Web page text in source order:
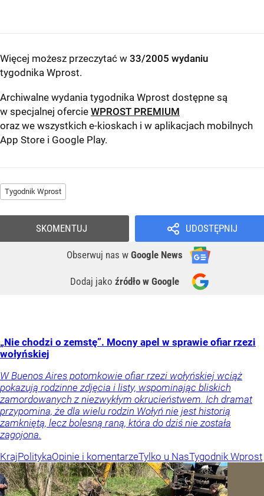
Więcej możesz przeczytać w 33/2005 wydaniu
tygodnika Wprost.
Archiwalne wydania tygodnika Wprost dostępne są
w specjalnej ofercie WPROST PREMIUM
oraz we wszystkich e-kioskach i w aplikacjach mobilnych
App Store i Google Play.
Tygodnik Wprost
UDOSTĘPNIJ
Obserwuj nas w Google News
Dodaj jako źródło w Google
SKOMENTUJ
„Nie chodzi o zemstę”. Mocny apel w sprawie ofiar rzezi
wołyńskiej
W Buenos Aires potomkowie ofiar rzezi wołyńskiej wciąż
pokazują rodzinne zdjęcia i listy, wspominając bliskich
zamordowanych z niezwykłym okrucieństwem. Ich dramat
przypomina, że dla wielu rodzin Wołyń nie jest historią
zamkniętą, lecz bolesną raną, która do dziś nie została
zagojona.
KrajPolitykaOpinie i komentarzeTylko u NasTygodnik Wprost